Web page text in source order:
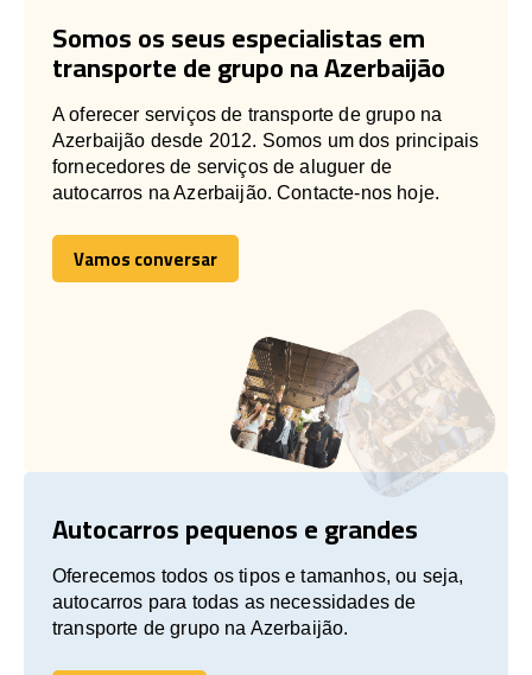
Somos os seus especialistas em
transporte de grupo na Azerbaijão
A oferecer serviços de transporte de grupo na
Azerbaijão desde 2012. Somos um dos principais
fornecedores de serviços de aluguer de
autocarros na Azerbaijão. Contacte-nos hoje.
Vamos conversar
Vamos conversar
Autocarros pequenos e grandes
Oferecemos todos os tipos e tamanhos, ou seja,
autocarros para todas as necessidades de
transporte de grupo na Azerbaijão.